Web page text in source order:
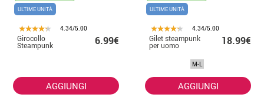
ULTIME UNITÀ
4.34/5.00
Girocollo
Steampunk 6.99€
AGGIUNGI
ULTIME UNITÀ
4.34/5.00
Gilet steampunk
per uomo 18.99€
M-L
AGGIUNGI